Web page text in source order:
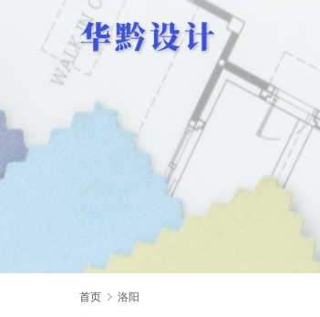
首页 洛阳